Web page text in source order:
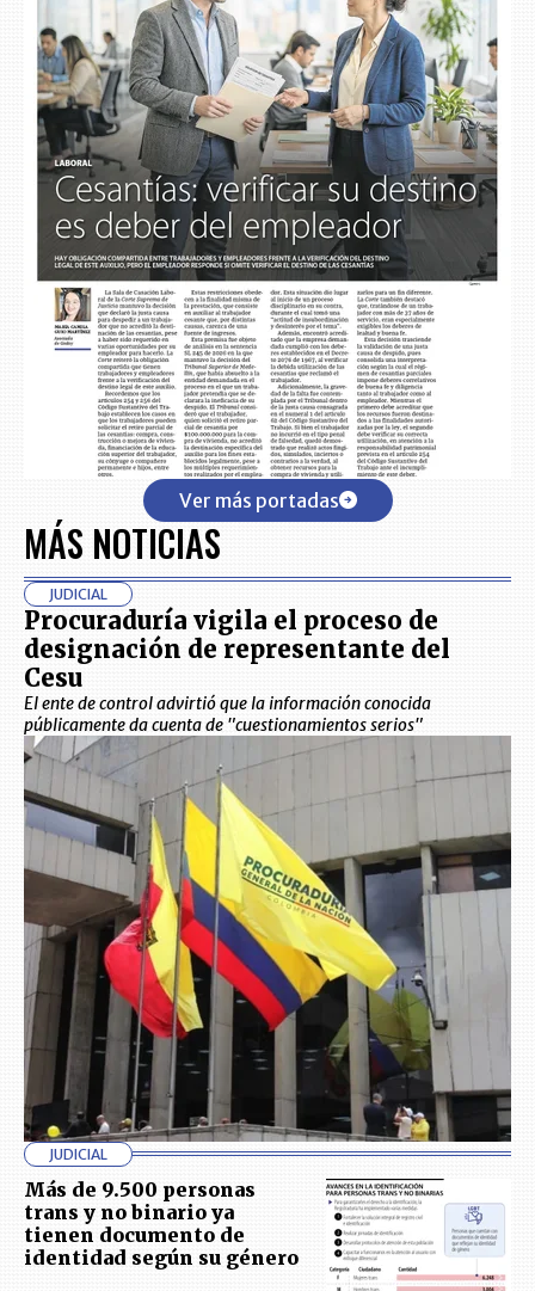
Ver más portadas
MÁS NOTICIAS
JUDICIAL
Procuraduría vigila el proceso de
designación de representante del
Cesu
El ente de control advirtió que la información conocida
públicamente da cuenta de "cuestionamientos serios"
JUDICIAL
Más de 9.500 personas
trans y no binario ya
tienen documento de
identidad según su género